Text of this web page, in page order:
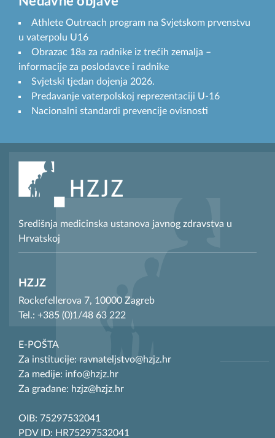
Athlete Outreach program na Svjetskom prvenstvu
u vaterpolu U16
Obrazac 18a za radnike iz trećih zemalja –
informacije za poslodavce i radnike
Svjetski tjedan dojenja 2026.
Predavanje vaterpolskoj reprezentaciji U-16
Nacionalni standardi prevencije ovisnosti
Središnja medicinska ustanova javnog zdravstva u
Hrvatskoj
HZJZ
Rockefellerova 7, 10000 Zagreb
Tel.: +385 (0)1/48 63 222
E-POŠTA
Za institucije: ravnateljstvo@hzjz.hr
Za medije: info@hzjz.hr
Za građane: hzjz@hzjz.hr
OIB: 75297532041
PDV ID: HR75297532041